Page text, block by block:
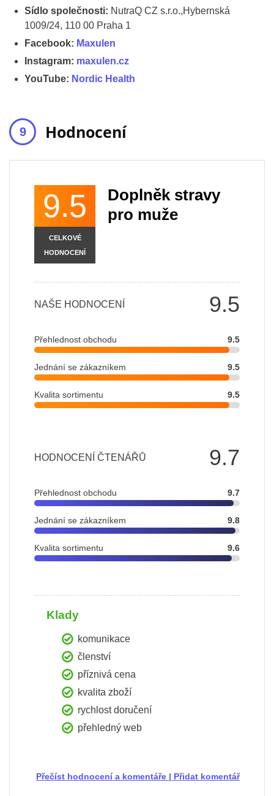
Sídlo společnosti: NutraQ CZ s.r.o.,Hybernská
1009/24, 110 00 Praha 1
Facebook: Maxulen
Instagram: maxulen.cz
YouTube: Nordic Health
Hodnocení
9.5
CELKOVÉ
HODNOCENÍ
Doplněk stravy
pro muže
9.5
NAŠE HODNOCENÍ
Přehlednost obchodu 9.5
Jednání se zákazníkem 9.5
Kvalita sortimentu 9.5
9.7
HODNOCENÍ ČTENÁŘŮ
Přehlednost obchodu 9.7
Jednání se zákazníkem 9.8
Kvalita sortimentu 9.6
Klady
komunikace
členství
příznivá cena
kvalita zboží
rychlost doručení
přehledný web
Přidat komentář
|
Přečíst hodnocení a komentáře